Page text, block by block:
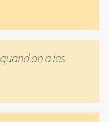
quand on a les